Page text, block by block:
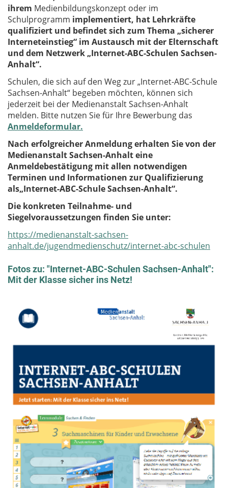
ihrem Medienbildungskonzept oder im
Schulprogramm imple­men­tiert, hat Lehrkräfte
qualifiziert und befindet sich zum Thema „sicherer
Interneteinstieg“ im Austausch mit der Elternschaft
und dem Netzwerk „Internet-ABC-Schulen Sachsen-
Anhalt“.
Schulen, die sich auf den Weg zur „Internet-ABC-Schule
Sachsen-Anhalt“ begeben möchten, können sich
jederzeit bei der Medienanstalt Sachsen-Anhalt
melden. Bitte nutzen Sie für Ihre Bewerbung das
Anmeldeformular.
Nach erfolgreicher Anmeldung erhalten Sie von der
Medienanstalt Sachsen-Anhalt eine
Anmeldebestätigung mit allen notwendigen
Terminen und Informationen zur Qualifizierung
als„Internet-ABC-Schule Sachsen-Anhalt“.
Die konkreten Teilnahme- und
Siegelvoraussetzungen finden Sie unter:
https://medienanstalt-sachsen-
anhalt.de/jugendmedienschutz/internet-abc-schulen
Fotos zu: "Internet-ABC-Schulen Sachsen-Anhalt":
Mit der Klasse sicher ins Netz!